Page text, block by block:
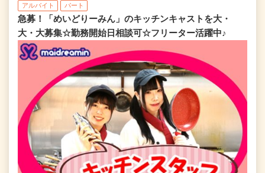
アルバイト パート
急募！「めいどりーみん」のキッチンキャストを大・
大・大募集☆勤務開始日相談可☆フリーター活躍中♪